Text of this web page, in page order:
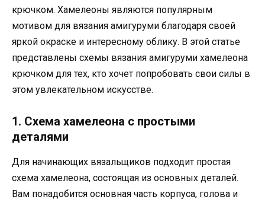
крючком. Хамелеоны являются популярным
мотивом для вязания амигуруми благодаря своей
яркой окраске и интересному облику. В этой статье
представлены схемы вязания амигуруми хамелеона
крючком для тех, кто хочет попробовать свои силы в
этом увлекательном искусстве.
1. Схема хамелеона с простыми
деталями
Для начинающих вязальщиков подходит простая
схема хамелеона, состоящая из основных деталей.
Вам понадобится основная часть корпуса, голова и